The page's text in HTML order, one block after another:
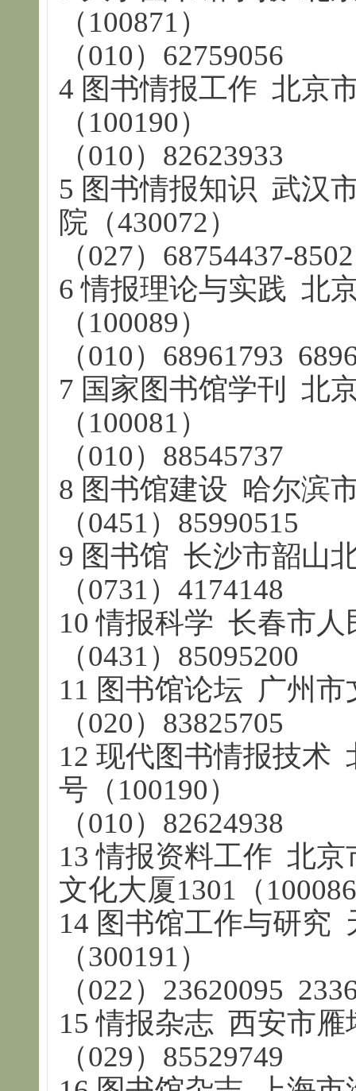
（100871）
（010）62759056
4 图书情报工作 北京
（100190）
（010）82623933
5 图书情报知识 武汉
院（430072）
（027）68754437-8502
6 情报理论与实践 北
（100089）
（010）68961793
7 国家图书馆学刊 北
（100081）
（010）88545737
8 图书馆建设 哈尔滨
（0451）85990515
9 图书馆 长沙市韶山
（0731）4174148
10 情报科学 长春市人
（0431）85095200
11 图书馆论坛 广州市
（020）83825705
12 现代图书情报技术
号（100190）
（010）82624938
13 情报资料工作 北
文化大厦1301（
14 图书馆工作与研究
（300191）
（022）23620095
15 情报杂志 西安市雁
（029）85529749